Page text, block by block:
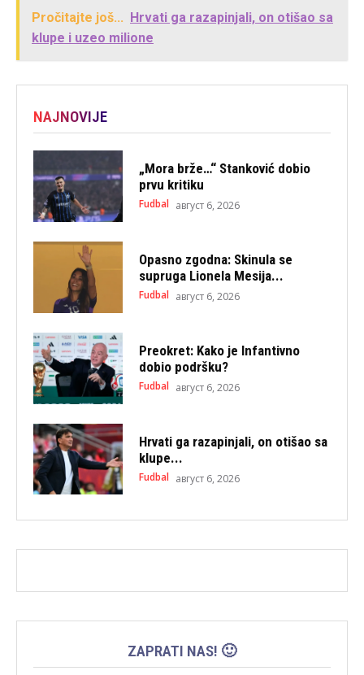
Pročitajte još... Hrvati ga razapinjali, on otišao sa
klupe i uzeo milione
NAJNOVIJE
„Mora brže…“ Stanković dobio
prvu kritiku
Fudbal август 6, 2026
Opasno zgodna: Skinula se
supruga Lionela Mesija...
Fudbal август 6, 2026
Preokret: Kako je Infantivno
dobio podršku?
Fudbal август 6, 2026
Hrvati ga razapinjali, on otišao sa
klupe...
Fudbal август 6, 2026
ZAPRATI NAS! 🙂